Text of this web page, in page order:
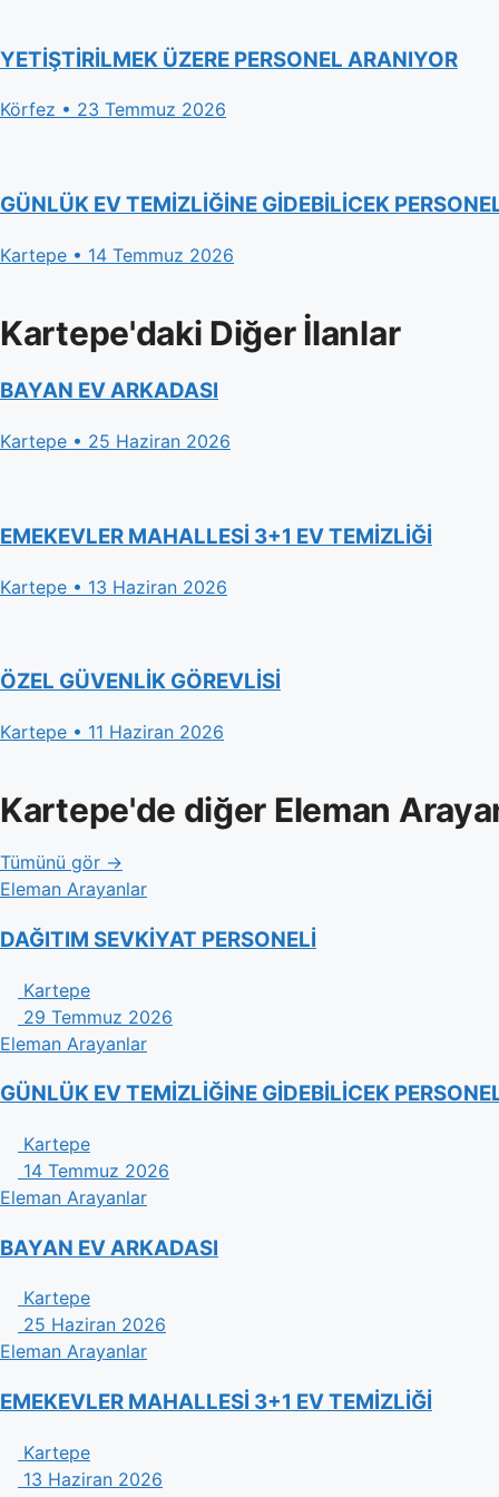
YETİŞTİRİLMEK ÜZERE PERSONEL ARANIYOR
Körfez • 23 Temmuz 2026
GÜNLÜK EV TEMİZLİĞİNE GİDEBİLİCEK
Kartepe • 14 Temmuz 2026
Kartepe'daki Diğer İlanlar
BAYAN EV ARKADASI
Kartepe • 25 Haziran 2026
EMEKEVLER MAHALLESİ 3+1 EV TEMİZLİĞİ
Kartepe • 13 Haziran 2026
ÖZEL GÜVENLİK GÖREVLİSİ
Kartepe • 11 Haziran 2026
Kartepe'de diğer Eleman
Tümünü gör →
Eleman Arayanlar
DAĞITIM SEVKİYAT PERSONELİ
Kartepe
29 Temmuz 2026
Eleman Arayanlar
GÜNLÜK EV TEMİZLİĞİNE GİDEBİLİCEK
Kartepe
14 Temmuz 2026
Eleman Arayanlar
BAYAN EV ARKADASI
Kartepe
25 Haziran 2026
Eleman Arayanlar
EMEKEVLER MAHALLESİ 3+1 EV TEMİZLİĞİ
Kartepe
13 Haziran 2026